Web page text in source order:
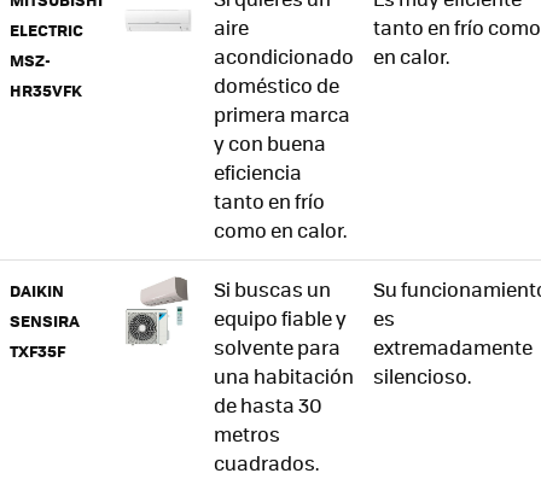
ELECTRIC
MSZ-
HR35VFK
aire
acondicionado
doméstico de
primera marca
y con buena
eficiencia
tanto en frío
como en calor.
tanto en frío como
en calor.
DAIKIN
SENSIRA
TXF35F
Si buscas un
equipo fiable y
solvente para
una habitación
de hasta 30
metros
cuadrados.
Su
es
extremadamente
silencioso.